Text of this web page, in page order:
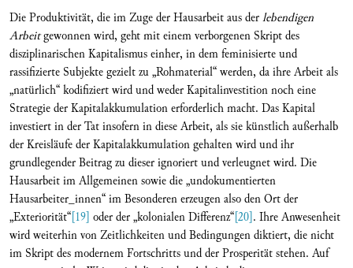
Die Produktivität, die im Zuge der Hausarbeit aus derlebendigen
Arbeitgewonnen wird, geht mit einem verborgenen Skript des
disziplinarischen Kapitalismus einher, in dem feminisierte und
rassifizierte Subjekte gezielt zu „Rohmaterial“ werden, da ihre Arbeit als
„natürlich“ kodifiziert wird und weder Kapitalinvestition noch eine
Strategie der Kapitalakkumulation erforderlich macht. Das Kapital
investiert in der Tat insofern in diese Arbeit, als sie künstlich außerhalb
der Kreisläufe der Kapitalakkumulation gehalten wird und ihr
grundlegender Beitrag zu dieser ignoriert und verleugnet wird. Die
Hausarbeit im Allgemeinen sowie die „undokumentierten
Hausarbeiter_innen“ im Besonderen erzeugen also den Ort der
„Exteriorität“[19] oder der „kolonialen Differenz“[20]. Ihre Anwesenheit
wird weiterhin von Zeitlichkeiten und Bedingungen diktiert, die nicht
im Skript des modernem Fortschritts und der Prosperität stehen. Auf